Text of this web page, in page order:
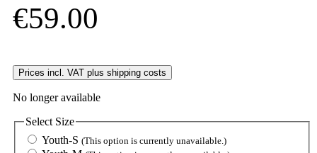
€59.00
Prices incl. VAT plus shipping costs
No longer available
Select Size
Youth-S (This option is currently unavailable.)